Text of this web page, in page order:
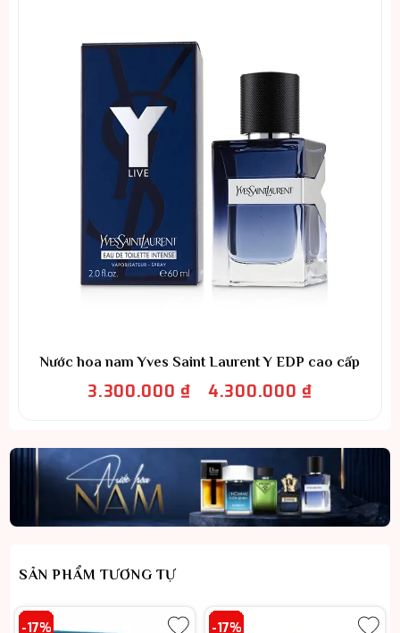
Nước hoa nam Yves Saint Laurent Y EDP cao cấp
3.300.000₫ 4.300.000₫Khoảng
3.300.000 ₫
4.300.000 ₫
SẢN PHẨM TƯƠNG TỰ
-17% -17%